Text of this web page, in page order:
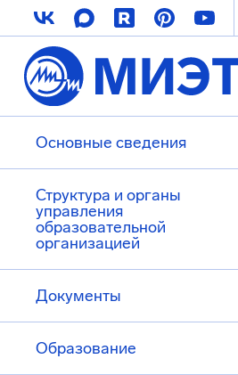
Основные сведения
Структура и органы
управления
образовательной
организацией
Документы
Образование